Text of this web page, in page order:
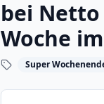
bei
Woche
Super